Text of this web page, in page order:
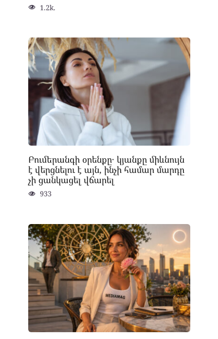
1.2k.
Բումերանգի օրենքը․ կյանքը միևնույն
է վերցնելու է այն, ինչի համար մարդը
չի ցանկացել վճարել
933